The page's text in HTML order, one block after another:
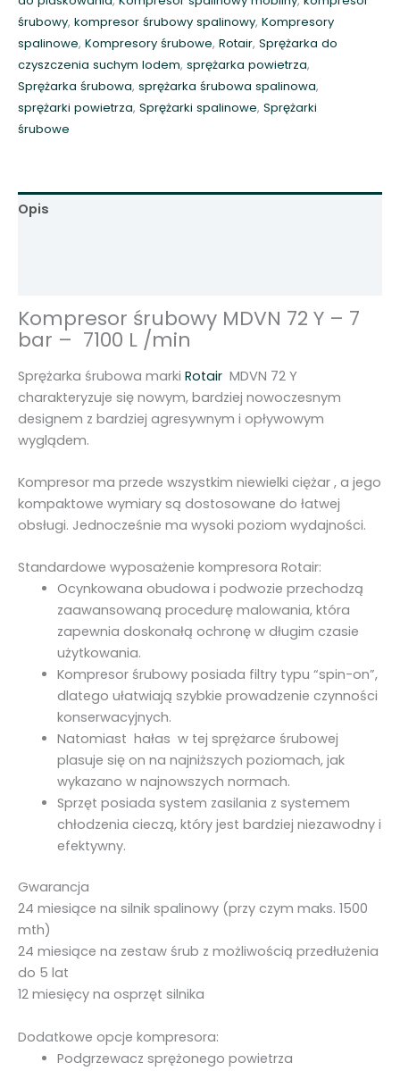
r
u
b
o
w
y
V
N
7
b
7
0
L
śrubowy, kompresor śrubowy spalinowy, Kompresory
spalinowe, Kompresory śrubowe, Rotair, Sprężarka do
czyszczenia suchym lodem, sprężarka powietrza,
Sprężarka śrubowa, sprężarka śrubowa spalinowa,
sprężarki powietrza, Sprężarki spalinowe, Sprężarki
śrubowe
Opis
Kompresor śrubowy MDVN 72 Y – 7
bar – 7100 L /min
Sprężarka śrubowa marki Rotair MDVN 72 Y
charakteryzuje się nowym, bardziej nowoczesnym
designem z bardziej agresywnym i opływowym
wyglądem.
Kompresor ma przede wszystkim niewielki ciężar , a jego
kompaktowe wymiary są dostosowane do łatwej
obsługi. Jednocześnie ma wysoki poziom wydajności.
Standardowe wyposażenie kompresora Rotair:
Ocynkowana obudowa i podwozie przechodzą
zaawansowaną procedurę malowania, która
zapewnia doskonałą ochronę w długim czasie
użytkowania.
Kompresor śrubowy posiada filtry typu “spin-on”,
dlatego ułatwiają szybkie prowadzenie czynności
konserwacyjnych.
Natomiast hałas w tej sprężarce śrubowej
plasuje się on na najniższych poziomach, jak
wykazano w najnowszych normach.
Sprzęt posiada system zasilania z systemem
chłodzenia cieczą, który jest bardziej niezawodny i
efektywny.
Gwarancja
24 miesiące na silnik spalinowy (przy czym maks. 1500
mth)
24 miesiące na zestaw śrub z możliwością przedłużenia
do 5 lat
12 miesięcy na osprzęt silnika
Dodatkowe opcje kompresora:
Podgrzewacz sprężonego powietrza